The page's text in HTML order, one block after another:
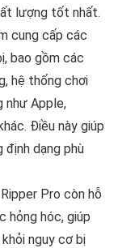
lượng tốt nhất​.
cung cấp các
bao gồm các
hệ thống chơi
như Apple,
Điều này giúp
định dạng phù
Pro còn hỗ
hỏng hóc, giúp
nguy cơ bị